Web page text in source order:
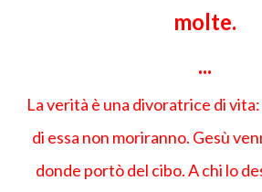
molte.
...
La verità è una divoratrice di
di essa non moriranno. Gesù
donde portò del cibo. A chi lo